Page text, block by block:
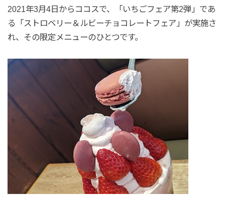
2021年3月4日からココスで、「いちごフェア第2弾」であ
る「ストロベリー＆ルビーチョコレートフェア」が実施さ
れ、その限定メニューのひとつです。